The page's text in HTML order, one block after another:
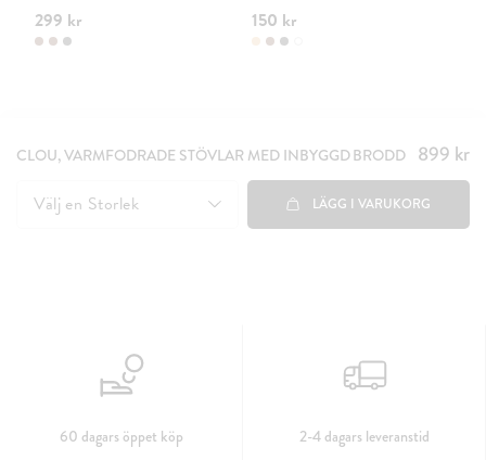
299 kr 150 kr
CLOU, VARMFODRADE STÖVLAR MED INBYGGD BRODD Pris:
899 kr
899 kr
Välj en Storlek LÄGG I VARUKORG
60 dagars öppet köp 2-4 dagars leveranstid